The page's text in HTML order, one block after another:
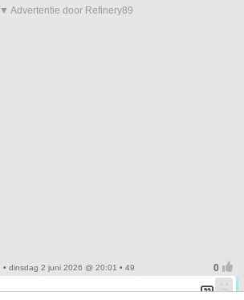
▼ Advertentie door Refinery89
• dinsdag 2 juni 2026 @ 20:01 • 49